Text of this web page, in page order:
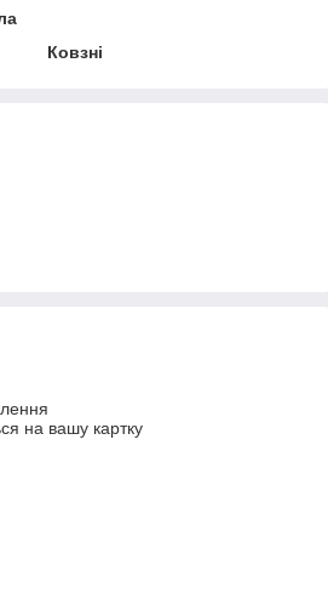
Ковзні
на вашу картку